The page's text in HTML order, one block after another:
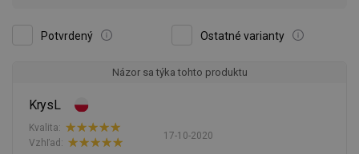
Potvrdený Ostatné varianty
Názor sa týka tohto produktu
KrysL
17-10-2020
Kvalita:
Vzhľad: